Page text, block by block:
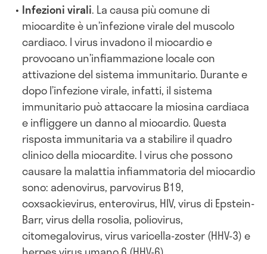
Infezioni virali. La causa più comune di
miocardite è un’infezione virale del muscolo
cardiaco. I virus invadono il miocardio e
provocano un’infiammazione locale con
attivazione del sistema immunitario. Durante e
dopo l’infezione virale, infatti, il sistema
immunitario può attaccare la miosina cardiaca
e infliggere un danno al miocardio. Questa
risposta immunitaria va a stabilire il quadro
clinico della miocardite. I virus che possono
causare la malattia infiammatoria del miocardio
sono: adenovirus, parvovirus B19,
coxsackievirus, enterovirus, HIV, virus di Epstein-
Barr, virus della rosolia, poliovirus,
citomegalovirus, virus varicella-zoster (HHV-3) e